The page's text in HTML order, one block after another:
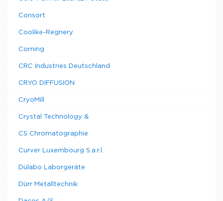
Consort
Coolike-Regnery
Corning
CRC Industries Deutschland
CRYO DIFFUSION
CryoMill
Crystal Technology &
CS Chromatographie
Curver Luxembourg S.a.r.l.
Dülabo Laborgeräte
Dürr Metalltechnik